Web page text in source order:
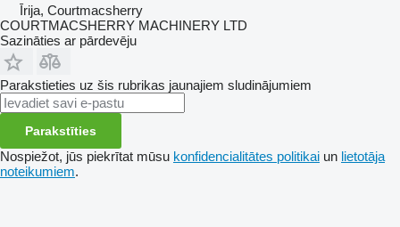
Īrija, Courtmacsherry
COURTMACSHERRY MACHINERY LTD
Sazināties ar pārdevēju
Parakstieties uz šis rubrikas jaunajiem sludinājumiem
Parakstīties
Nospiežot, jūs piekrītat mūsu konfidencialitātes politikai un lietotāja
noteikumiem.